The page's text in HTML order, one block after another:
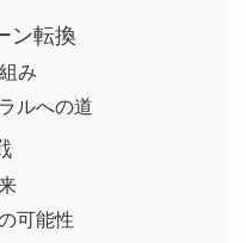
ン転換
み
ルへの道
可能性